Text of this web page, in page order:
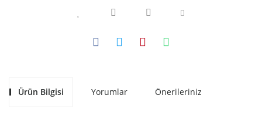
Ürün Bilgisi Yorumlar Önerileriniz